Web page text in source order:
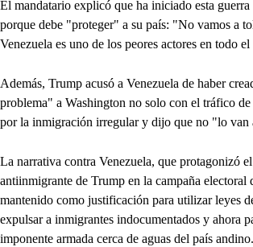
El mandatario explicó que ha iniciado esta guerra
porque debe "proteger" a su país: "No vamos a
Venezuela es uno de los peores actores en todo
Además, Trump acusó a Venezuela de haber
problema" a Washington no solo con el tráfico
por la inmigración irregular y dijo que no "lo van
La narrativa contra Venezuela, que protagonizó
antiinmigrante de Trump en la campaña electoral
mantenido como justificación para utilizar leyes
expulsar a inmigrantes indocumentados y ahora
imponente armada cerca de aguas del país andino.